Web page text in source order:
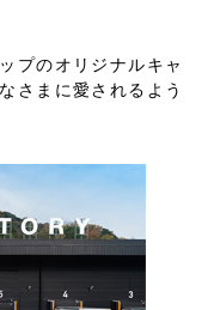
プのオリジナルキャ
さまに愛されるよう